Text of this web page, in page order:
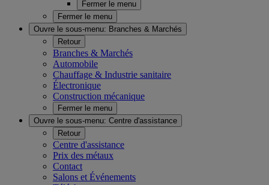
Fermer le menu
Fermer le menu
Ouvre le sous-menu: Branches & Marchés
Retour
Branches & Marchés
Automobile
Chauffage & Industrie sanitaire
Électronique
Construction mécanique
Fermer le menu
Ouvre le sous-menu: Centre d'assistance
Retour
Centre d'assistance
Prix des métaux
Contact
Salons et Événements